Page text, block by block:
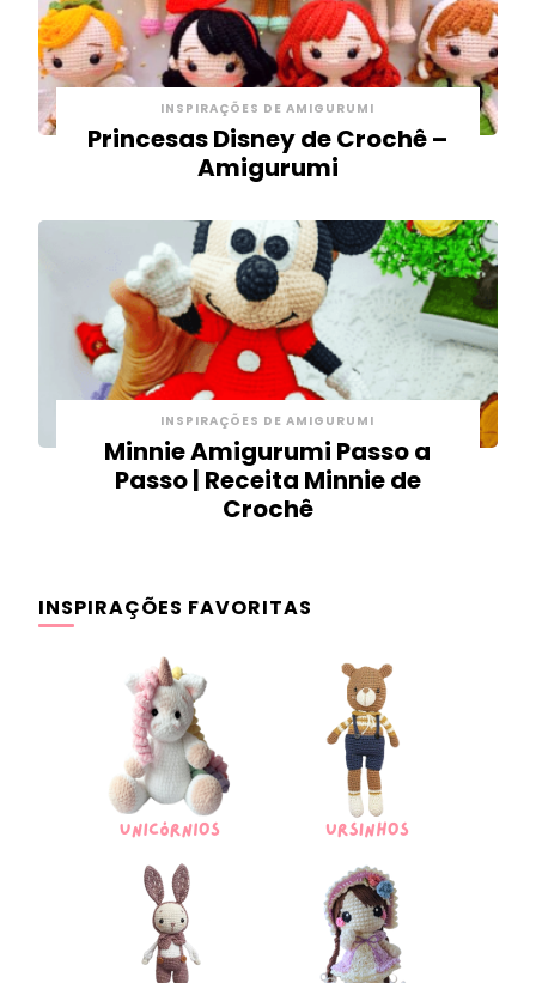
INSPIRAÇÕES DE AMIGURUMI
Princesas Disney de Crochê –
Amigurumi
INSPIRAÇÕES DE AMIGURUMI
Minnie Amigurumi Passo a
Passo | Receita Minnie de
Crochê
INSPIRAÇÕES FAVORITAS